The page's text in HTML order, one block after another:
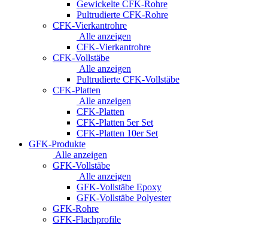
Gewickelte CFK-Rohre
Pultrudierte CFK-Rohre
CFK-Vierkantrohre
Alle anzeigen
CFK-Vierkantrohre
CFK-Vollstäbe
Alle anzeigen
Pultrudierte CFK-Vollstäbe
CFK-Platten
Alle anzeigen
CFK-Platten
CFK-Platten 5er Set
CFK-Platten 10er Set
GFK-Produkte
Alle anzeigen
GFK-Vollstäbe
Alle anzeigen
GFK-Vollstäbe Epoxy
GFK-Vollstäbe Polyester
GFK-Rohre
GFK-Flachprofile